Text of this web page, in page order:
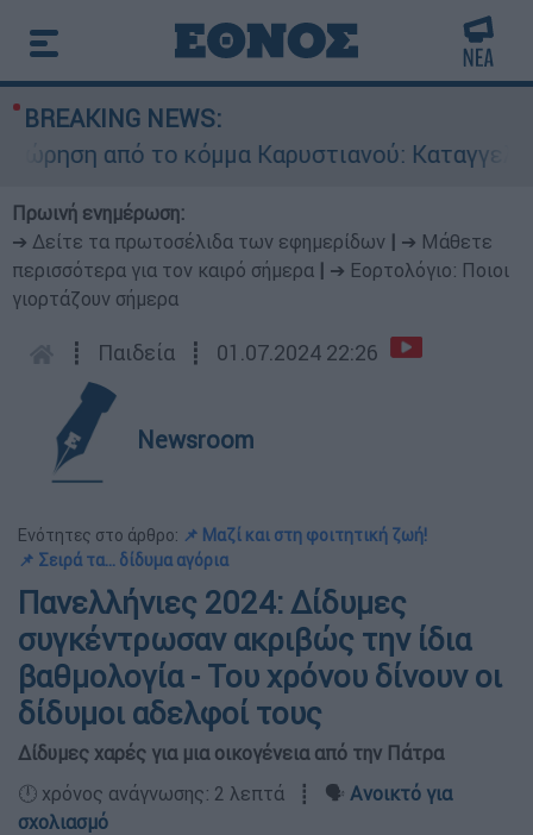
BREAKING NEWS:
από το κόμμα Καρυστιανού: Καταγγελίες
Πρωινή ενημέρωση:
➔ Δείτε τα πρωτοσέλιδα των εφημερίδων
➔ Μάθετε
περισσότερα για τον καιρό σήμερα
➔ Εορτολόγιο: Ποιοι
γιορτάζουν σήμερα
┋ Παιδεία ┋ 01.07.2024 22:26
Newsroom
Ενότητες στο άρθρο: 📌 Μαζί και στη φοιτητική ζωή!
📌 Σειρά τα... δίδυμα αγόρια
Πανελλήνιες 2024: Δίδυμες
συγκέντρωσαν ακριβώς την ίδια
βαθμολογία - Του χρόνου δίνουν οι
δίδυμοι αδελφοί τους
Δίδυμες χαρές για μια οικογένεια από την Πάτρα
🕛 χρόνος ανάγνωσης: 2 λεπτά ┋ 🗣️ Ανοικτό για
σχολιασμό